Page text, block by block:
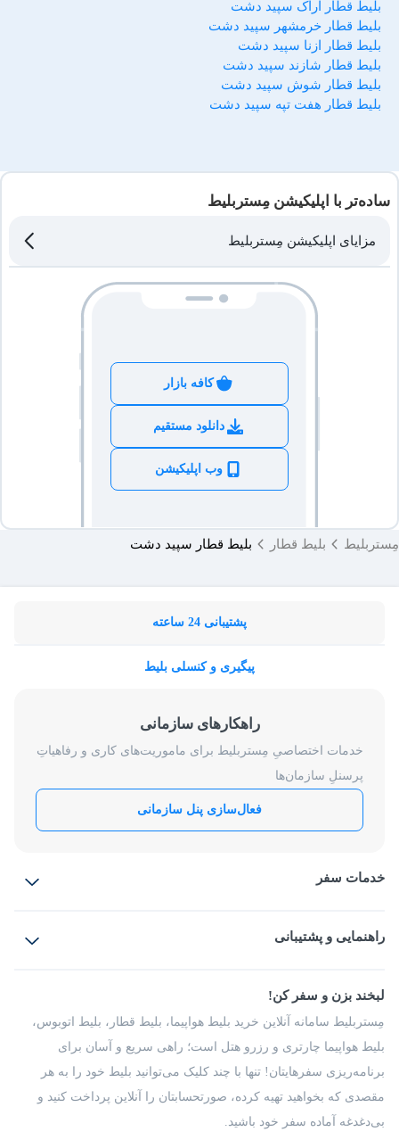
بلیط قطار اراک سپید دشت
بلیط قطار خرمشهر سپید دشت
بلیط قطار ازنا سپید دشت
بلیط قطار شازند سپید دشت
بلیط قطار شوش سپید دشت
بلیط قطار هفت تپه سپید دشت
ساده‌تر با اپلیکیشن مِستربلیط
مزایای اپلیکیشن مِستربلیط
کافه بازار
دانلود مستقیم
وب اپلیکیشن
مِستربلیط بلیط قطار بلیط قطار سپید دشت
پشتیبانی 24 ساعته
پیگیری و کنسلی بلیط
راهکارهای سازمانی
خدمات اختصاصیِ مِستربلیط برای ماموریت‌های کاری و رفاهیاتِ
پرسنلِ سازمان‌ها
فعال‌سازی پنل سازمانی
خدمات سفر
بلیط قطار
راهنمایی و پشتیبانی
شرایط و مقررات
راهکار سازمانی
فرصت‌های شغلی
درباره ما
لبخند بزن و سفر کن!
مِستربلیط سامانه آنلاین خرید بلیط هواپیما، بلیط قطار، بلیط اتوبوس،
بلیط هواپیما چارتری و رزرو هتل است؛ راهی سریع و آسان برای
برنامه‌ریزی سفرهایتان! تنها با چند کلیک می‌توانید بلیط خود را به هر
مقصدی که بخواهید تهیه کرده، صورتحسابتان را آنلاین پرداخت کنید و
بی‌دغدغه آماده سفر خود باشید.